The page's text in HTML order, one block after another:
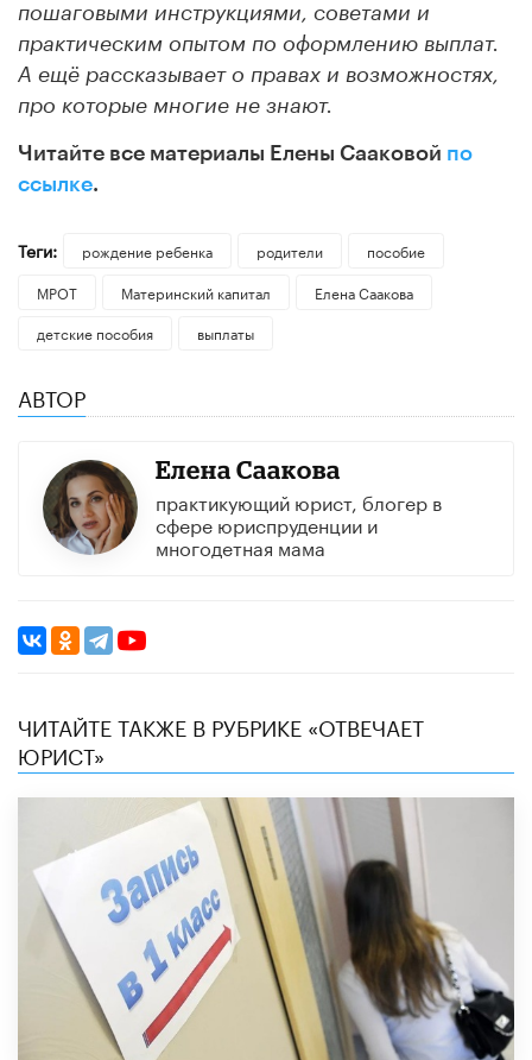
пошаговыми инструкциями, советами и
практическим опытом по оформлению выплат.
А ещё рассказывает о правах и возможностях,
про которые многие не знают.
Читайте все материалы Елены Сааковой по
ссылке.
Теги: рождение ребенка родители
пособие
МРОТ
Материнский капитал
Елена Саакова
детские пособия
выплаты
АВТОР
Елена Саакова
практикующий юрист, блогер в
сфере юриспруденции и
многодетная мама
ЧИТАЙТЕ ТАКЖЕ В РУБРИКЕ «ОТВЕЧАЕТ
ЮРИСТ»